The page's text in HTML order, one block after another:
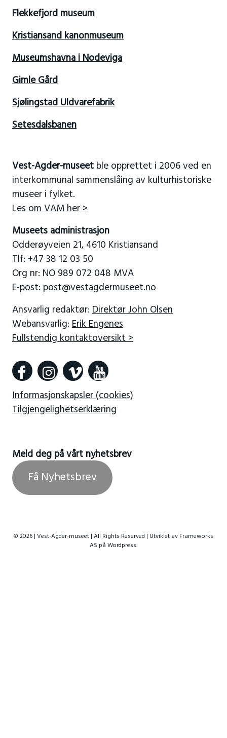
Flekkefjord museum
Kristiansand kanonmuseum
Museumshavna i Nodeviga
Gimle Gård
Sjølingstad Uldvarefabrik
Setesdalsbanen
Vest-Agder-museetble opprettet i 2006 ved en
interkommunal sammenslåing av kulturhistoriske
museer i fylket.
Les om VAM her >
Museets administrasjon
Odderøyveien 21, 4610 Kristiansand
Tlf: +47 38 12 03 50
Org nr: NO 989 072 048 MVA
E-post: post@vestagdermuseet.no
Ansvarlig redaktør: Direktør John Olsen
Webansvarlig: Erik Engenes
Fullstendig kontaktoversikt >
Informasjonskapsler (cookies)
Tilgjengelighetserklæring
Meld deg på vårt nyhetsbrev
Få Nyhetsbrev
© 2026 | Vest-Agder-museet | All Rights Reserved | Utviklet av Frameworks
AS på Wordpress.